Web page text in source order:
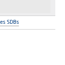
SDBs